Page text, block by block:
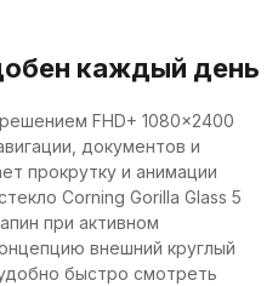
каждый день
FHD+ 1080×2400
документов и
прокрутку и анимации
Corning Gorilla Glass 5
при активном
внешний круглый
быстро смотреть